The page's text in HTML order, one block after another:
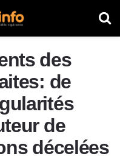
des
de
de
décelées